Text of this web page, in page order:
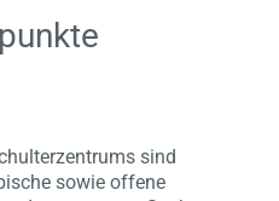
sind
sowie offene